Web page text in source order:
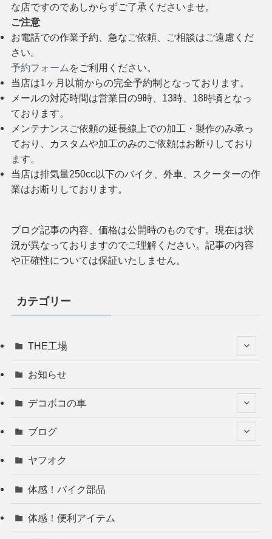
な店ですのであしからずご了承くださいませ。
ご注意
お電話での作業予約、急なご依頼、ご相談はご遠慮くだ
さい。
予約フォーム をご利用ください。
当店は1ヶ月以前からの完全予約制となっております。
メールの対応時間は営業日の9時、13時、18時頃となっ
ております。
メンテナンスご依頼の延長線上での加工・製作のみ承っ
ており、カスタムや加工のみのご依頼はお断りしており
ます。
当店は排気量250cc以下のバイク、外車、スクーターの作
業はお断りしております。
ブログ記事の内容、価格は公開時のものです。現在は状
況が異なっておりますのでご理解ください。記事の内容
や正確性については保証いたしません。
カテゴリー
THE工場
お知らせ
デコボコの車
ブログ
ヤフオク
体感！バイク部品
体感！便利アイテム